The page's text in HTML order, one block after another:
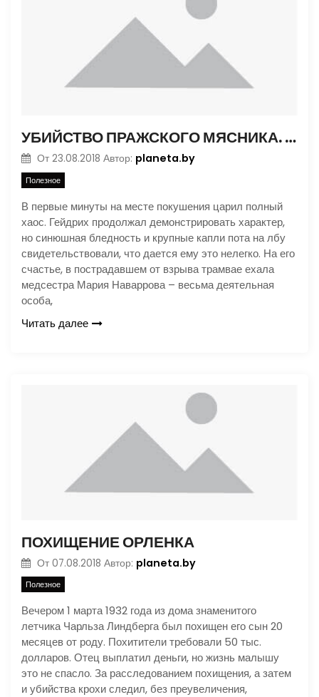
УБИЙСТВО ПРАЖСКОГО МЯСНИКА. ЧАСТЬ 2
От 23.08.2018 Автор: planeta.by
Полезное
В первые минуты на месте покушения царил полный
хаос. Гейдрих продолжал демонстрировать характер,
но синюшная бледность и крупные капли пота на лбу
свидетельствовали, что дается ему это нелегко. На его
счастье, в пострадавшем от взрыва трамвае ехала
медсестра Мария Наваррова – весьма деятельная
особа,
Читать далее
ПОХИЩЕНИЕ ОРЛЕНКА
От 07.08.2018 Автор: planeta.by
Полезное
Вечером 1 марта 1932 года из дома знаменитого
летчика Чарльза Линдберга был похищен его сын 20
месяцев от роду. Похитители требовали 50 тыс.
долларов. Отец выплатил деньги, но жизнь малышу
это не спасло. За расследованием похищения, а затем
и убийства крохи следил, без преувеличения,